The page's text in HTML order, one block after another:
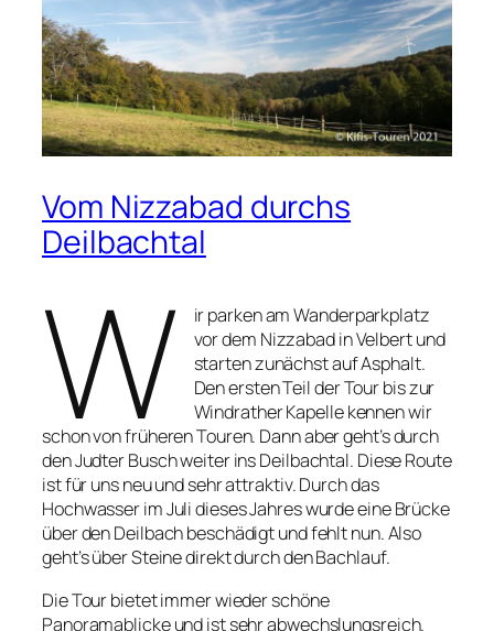
Vom Nizzabad durchs
Deilbachtal
W
ir parken am Wanderparkplatz
vor dem Nizzabad in Velbert und
starten zunächst auf Asphalt.
Den ersten Teil der Tour bis zur
Windrather Kapelle kennen wir
schon von früheren Touren. Dann aber geht’s durch
den Judter Busch weiter ins Deilbachtal. Diese Route
ist für uns neu und sehr attraktiv. Durch das
Hochwasser im Juli dieses Jahres wurde eine Brücke
über den Deilbach beschädigt und fehlt nun. Also
geht’s über Steine direkt durch den Bachlauf.
Die Tour bietet immer wieder schöne
Panoramablicke und ist sehr abwechslungsreich.